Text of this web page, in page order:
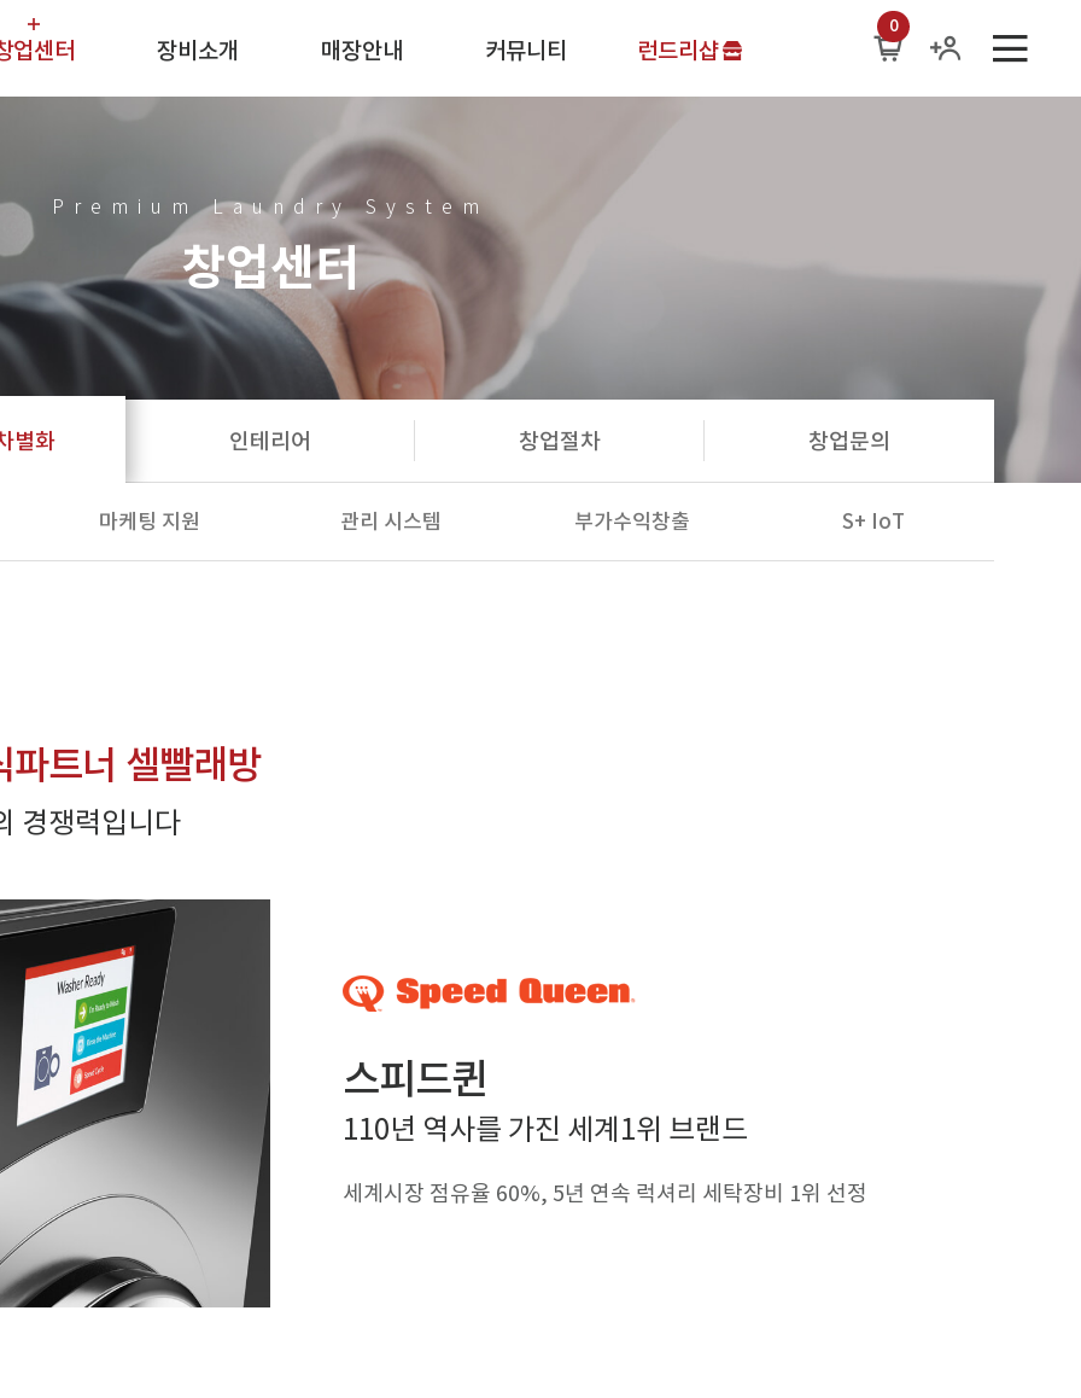
업센터
인테리어
업절차
창업문의
장비소개
기타장비
매장안내 커뮤니티 런드리샵
0
Premium Laundry System
창업센터
별화 인테리어 창업절차 창업문의
마케팅 지원 관리 시스템 부가수익창출 S+ IoT
파트너 셀빨래방
경쟁력입니다
스피드퀸
110년 역사를 가진 세계1위 브랜드
세계시장 점유율 60%, 5년 연속 럭셔리 세탁장비 1위 선정